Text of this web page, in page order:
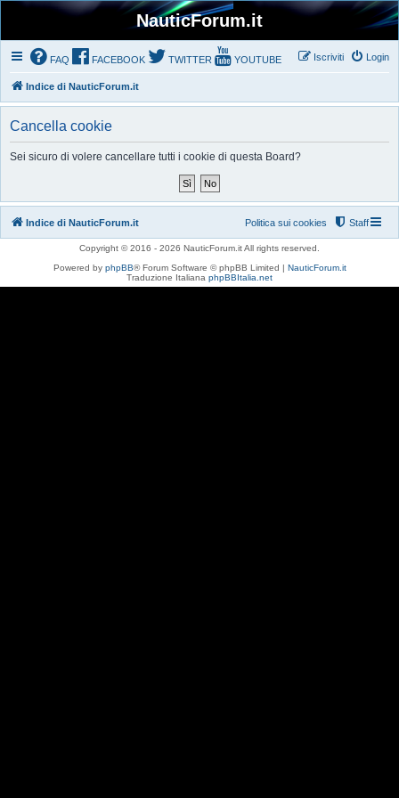
NauticForum.it
FAQ FACEBOOK TWITTER YOUTUBE Login
Iscriviti
Indice di NauticForum.it
Cancella cookie
Sei sicuro di volere cancellare tutti i cookie di questa Board?
Indice di NauticForum.it Staff
Politica sui cookies
Copyright © 2016 - 2026 NauticForum.it All rights reserved.
Powered by phpBB® Forum Software © phpBB Limited | NauticForum.it
Traduzione Italiana phpBBItalia.net